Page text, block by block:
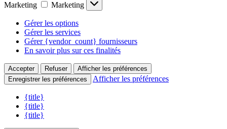
Marketing
Marketing
Gérer les options
Gérer les services
Gérer {vendor_count} fournisseurs
En savoir plus sur ces finalités
Accepter Refuser
Afficher les préférences
Enregistrer les préférences
Afficher les préférences
{title}
{title}
{title}